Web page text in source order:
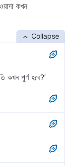
কখন
Collapse
কখন পূর্ণ হবে?’
পূর্ণ হবে?’
আসবে’?